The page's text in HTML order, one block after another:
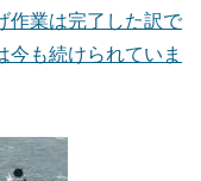
作業は完了した訳で
も続けられていま